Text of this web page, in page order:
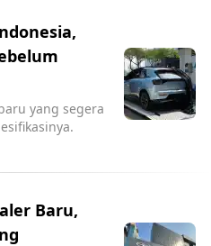
yang segera
Baru,